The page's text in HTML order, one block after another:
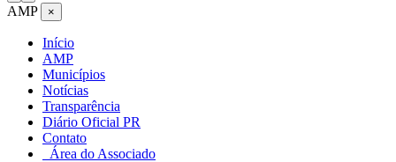
AMP ×
Início
AMP
Municípios
Notícias
Transparência
Diário Oficial PR
Contato
Área do Associado